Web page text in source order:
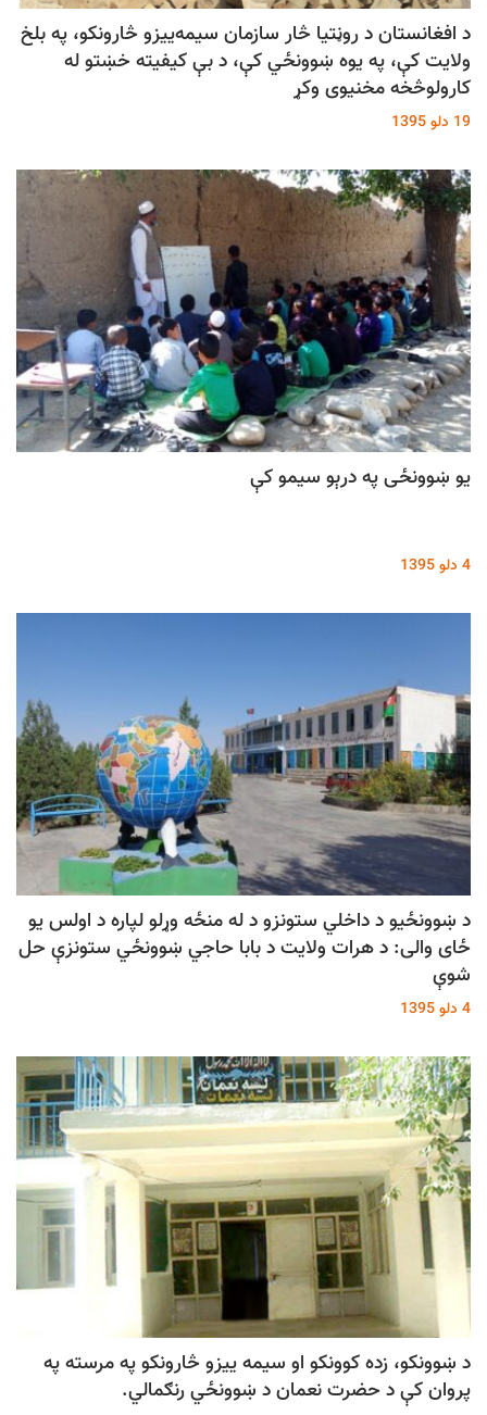
د افغانستان د روڼتیا څار سازمان سیمه‌ییزو څارونکو، په بلخ
ولایت کې، په یوه ښوونځي کې، د بې کیفیته خښتو له
کارولوڅخه مخنیوی وکړ
19 دلو 1395
یو ښوونځی په درېو سیمو کې
4 دلو 1395
د ښوونځیو د داخلي ستونزو د له‌ منځه وړلو لپاره د اولس يو
ځاى والى: د هرات ولایت د بابا حاجي ښوونځي ستونزې حل
شوې
4 دلو 1395
د ښوونکو، زده کوونکو او سیمه ییزو څارونکو په مرسته په
پروان کې د حضرت نعمان د ښوونځي رنګمالي.